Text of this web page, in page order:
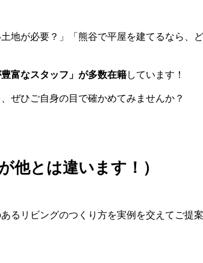
地が必要？」「熊谷で平屋を建てるなら、
富なスタッフ」が多数在籍しています！
ぜひご自身の目で確かめてみませんか？
他とは違います！）
るリビングのつくり方を実例を交えてご提案